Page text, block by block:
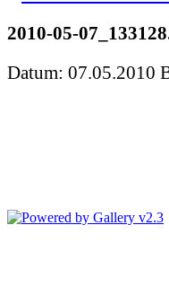
2010-05-
Datum: 07.05.2010